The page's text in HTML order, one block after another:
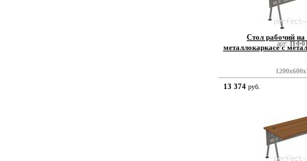
арт:
Стол рабочий
металлокаркасе с
13 374 руб.